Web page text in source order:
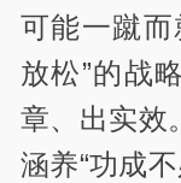
可能一蹴而
放松”的战
章、出实效
涵养“功成